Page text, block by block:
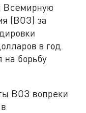
Всемирную
(ВОЗ) за
в год.
борьбу
ВОЗ вопреки